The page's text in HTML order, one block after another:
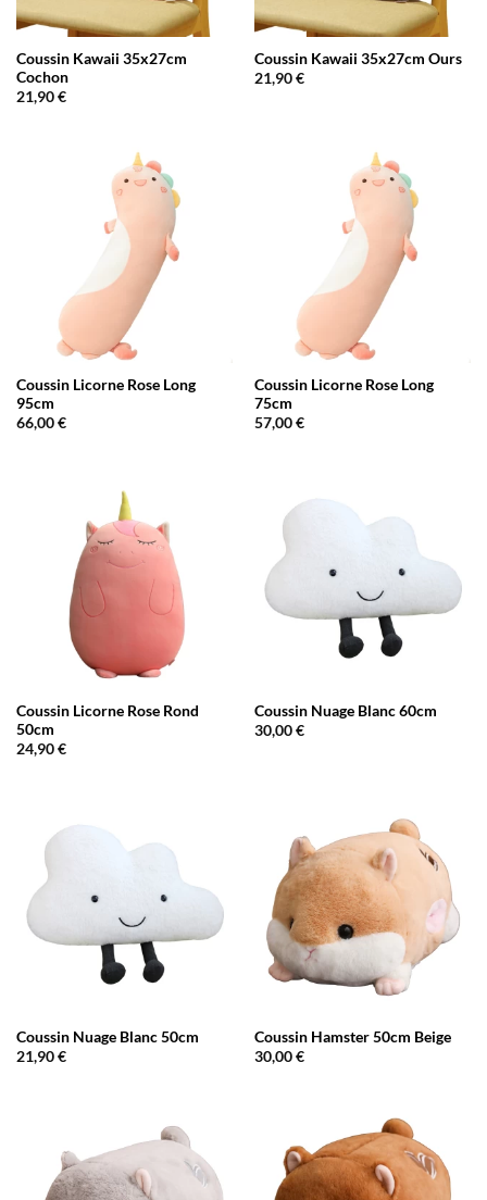
Coussin Kawaii 35x27cm
Cochon
21,90€
Coussin Kawaii 35x27cm Ours
21,90€
Coussin Licorne Rose Long
95cm
66,00€
Coussin Licorne Rose Long
75cm
57,00€
Coussin Licorne Rose Rond
50cm
24,90€
Coussin Nuage Blanc 60cm
30,00€
Coussin Nuage Blanc 50cm
21,90€
Coussin Hamster 50cm Beige
30,00€